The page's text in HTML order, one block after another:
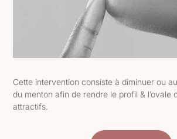
Cette intervention consiste à diminuer ou
du menton afin de rendre le profil & l’ovale
attractifs.